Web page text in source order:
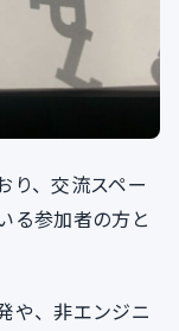
り、交流スペー
る参加者の方と
や、非エンジニ